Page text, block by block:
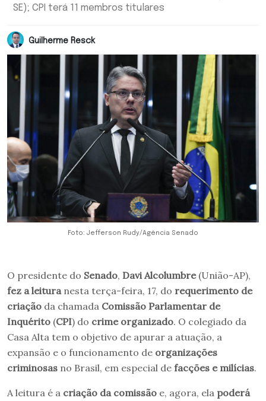
SE); CPI terá 11 membros titulares
Guilherme Resck
Foto: Jefferson Rudy/Agência Senado
O presidente do Senado, Davi Alcolumbre(União-AP),
fez a leitura nesta terça-feira, 17, do requerimento de
criação da chamada Comissão Parlamentar de
Inquérito (CPI) do crime organizado. O colegiado da
Casa Alta tem o objetivo de apurar a atuação, a
expansão e o funcionamento de organizações
criminosas no Brasil, em especial de facções e milícias.
A leitura é a criação da comissão e, agora, ela poderá